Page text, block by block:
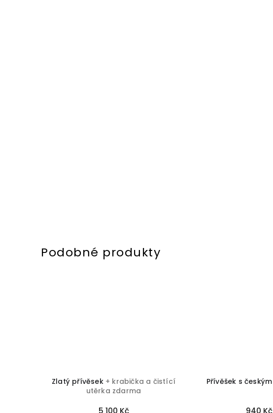
Zlatý přívěsek + krabička a čistící
utěrka zdarma
5 100 Kč
Přívěšek s
940 Kč